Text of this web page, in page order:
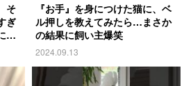
そ
ぎ
な
『お手』を身につけた猫に、ベ
ル押しを教えてみたら…まさか
の結果に飼い主爆笑
2024.09.13